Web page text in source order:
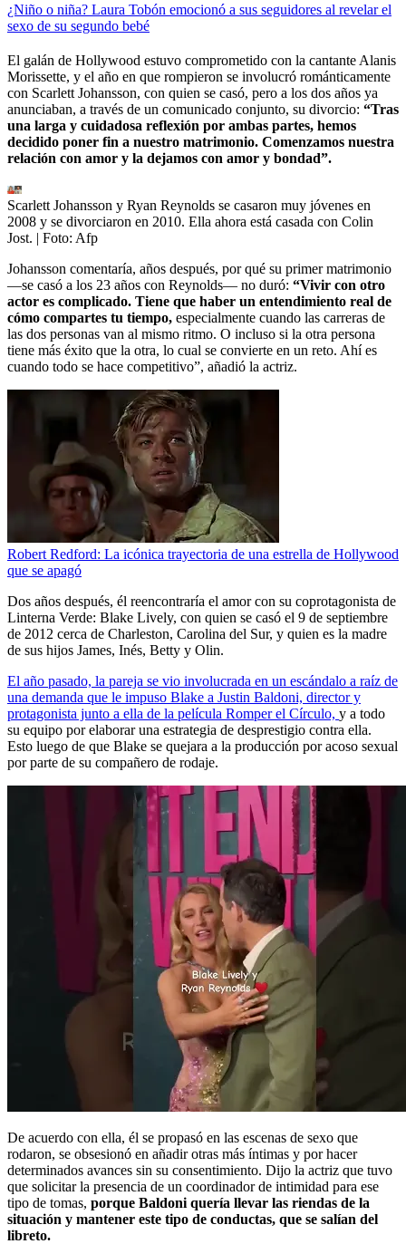
¿Niño o niña? Laura Tobón emocionó a sus seguidores al revelar el
sexo de su segundo bebé
El galán de Hollywood estuvo comprometido con la cantante Alanis
Morissette, y el año en que rompieron se involucró románticamente
con Scarlett Johansson, con quien se casó, pero a los dos años ya
anunciaban, a través de un comunicado conjunto, su divorcio: “Tras
una larga y cuidadosa reflexión por ambas partes, hemos
decidido poner fin a nuestro matrimonio. Comenzamos nuestra
relación con amor y la dejamos con amor y bondad”.
Scarlett Johansson y Ryan Reynolds se casaron muy jóvenes en
2008 y se divorciaron en 2010. Ella ahora está casada con Colin
Jost. | Foto: Afp
Johansson comentaría, años después, por qué su primer matrimonio
—se casó a los 23 años con Reynolds— no duró: “Vivir con otro
actor es complicado. Tiene que haber un entendimiento real de
cómo compartes tu tiempo, especialmente cuando las carreras de
las dos personas van al mismo ritmo. O incluso si la otra persona
tiene más éxito que la otra, lo cual se convierte en un reto. Ahí es
cuando todo se hace competitivo”, añadió la actriz.
Robert Redford: La icónica trayectoria de una estrella de Hollywood
que se apagó
Dos años después, él reencontraría el amor con su coprotagonista de
Linterna Verde: Blake Lively, con quien se casó el 9 de septiembre
de 2012 cerca de Charleston, Carolina del Sur, y quien es la madre
de sus hijos James, Inés, Betty y Olin.
El año pasado, la pareja se vio involucrada en un escándalo a raíz de
una demanda que le impuso Blake a Justin Baldoni, director y
protagonista junto a ella de la película Romper el Círculo, y a todo
su equipo por elaborar una estrategia de desprestigio contra ella.
Esto luego de que Blake se quejara a la producción por acoso sexual
por parte de su compañero de rodaje.
De acuerdo con ella, él se propasó en las escenas de sexo que
rodaron, se obsesionó en añadir otras más íntimas y por hacer
determinados avances sin su consentimiento. Dijo la actriz que tuvo
que solicitar la presencia de un coordinador de intimidad para ese
tipo de tomas, porque Baldoni quería llevar las riendas de la
situación y mantener este tipo de conductas, que se salían del
libreto.